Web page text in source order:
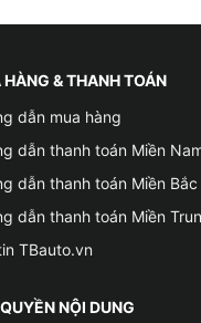
uy tín tại Gò Vấp
& THANH TOÁN
dẫn mua hàng
dẫn thanh toán Miền
dẫn thanh toán Miền Bắc
dẫn thanh toán Miền
TBauto.vn
NỘI DUNG